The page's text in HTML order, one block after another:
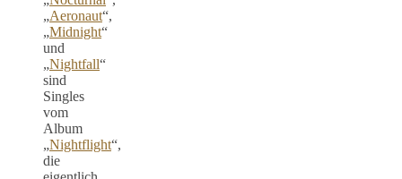
„Aeronaut“,
„Midnight“
und
„Nightfall“
sind
Singles
vom
Album
„Nightflight“,
die